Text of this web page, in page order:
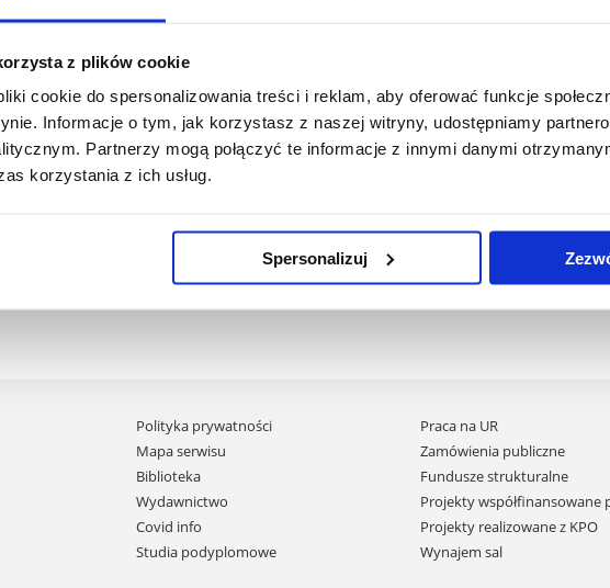
z plików cookie
cookie do spersonalizowania treści i reklam, aby oferować funkcje
Informacje o tym, jak korzystasz z naszej witryny, udostępniamy
Partnerzy mogą połączyć te informacje z innymi danymi
korzystania z ich usług.
Spersonalizuj
I rok
dr Grzegorz Pitucha
II rok
dr hab. Grzegorz Pączka, prof. UR
dr Grzegorz Pitucha
Pomiń
nawigację
i
przejdź
do
treści
Polityka prywatności
Mapa serwisu
Biblioteka
Wydawnictwo
Covid info
Studia podyplomowe
Praca na UR
Zamówienia publiczne
Fundusze strukturalne
Projekty współfinansowane
Projekty realizowane z KPO
Wynajem sal